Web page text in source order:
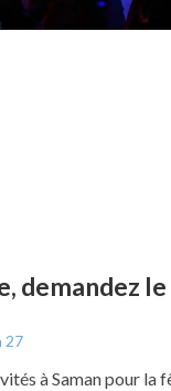
demandez le
27
à Saman pour la